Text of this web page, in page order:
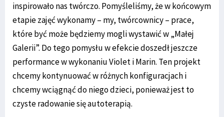
inspirowało nas twórczo. Pomyśleliśmy, że w końcowym
etapie zajęć wykonamy – my, twórcownicy – prace,
które być może będziemy mogli wystawić w „Małej
Galerii”. Do tego pomysłu w efekcie doszedł jeszcze
performance w wykonaniu Violet i Marin. Ten projekt
chcemy kontynuować w różnych konfiguracjach i
chcemy wciągnąć do niego dzieci, ponieważ jest to
czyste radowanie się autoterapią.